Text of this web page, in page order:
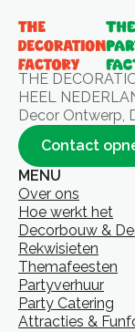
THE
HEEL
Decor Ontwerp,
Contact
MENU
Over ons
Hoe werkt het
Decorbouw &
Rekwisieten
Themafeesten
Partyverhuur
Party Catering
Attracties &